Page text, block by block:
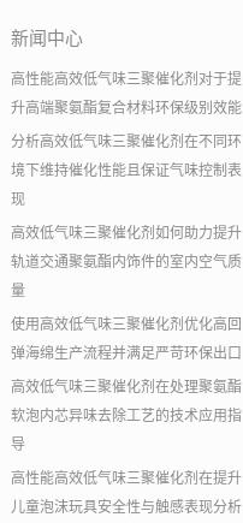
新闻中心
高性能高效低气味三聚催化剂对于提
升高端聚氨酯复合材料环保级别效能
分析高效低气味三聚催化剂在不同环
境下维持催化性能且保证气味控制表
现
高效低气味三聚催化剂如何助力提升
轨道交通聚氨酯内饰件的室内空气质
量
使用高效低气味三聚催化剂优化高回
弹海绵生产流程并满足严苛环保出口
高效低气味三聚催化剂在处理聚氨酯
软泡内芯异味去除工艺的技术应用指
导
高性能高效低气味三聚催化剂在提升
儿童泡沫玩具安全性与触感表现分析